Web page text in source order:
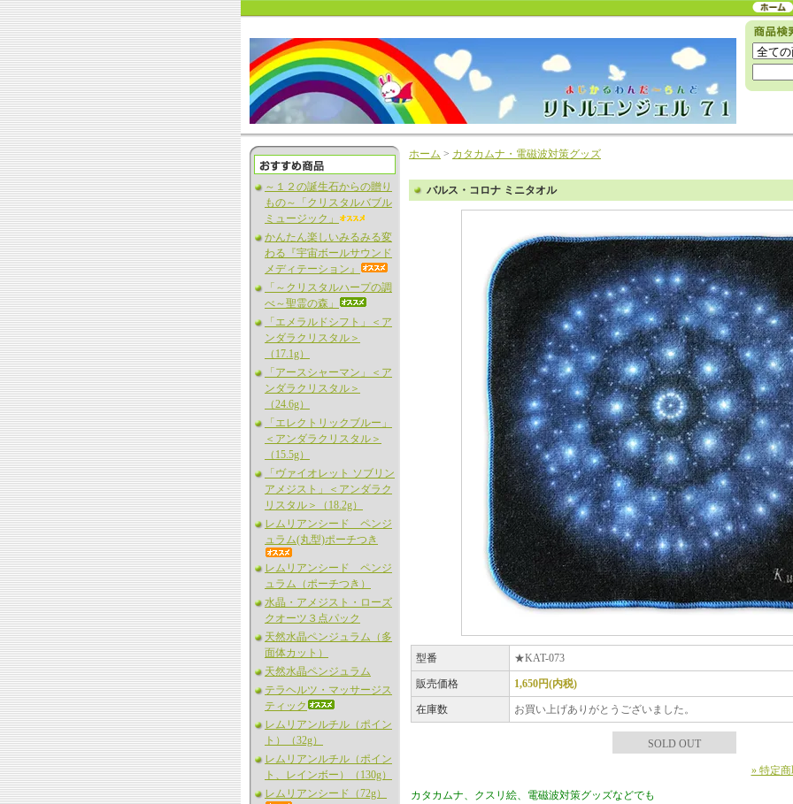
～１２の誕生石からの贈り
もの～「クリスタルバブル
ミュージック」
かんたん楽しいみるみる変
わる『宇宙ボールサウンド
メディテーション』
「～クリスタルハープの調
べ～聖霊の森」
「エメラルドシフト」＜ア
ンダラクリスタル＞
（17.1g）
「アースシャーマン」＜ア
ンダラクリスタル＞
（24.6g）
「エレクトリックブルー」
＜アンダラクリスタル＞
（15.5g）
「ヴァイオレット ソブリン
アメジスト」＜アンダラク
リスタル＞（18.2g）
レムリアンシード ペンジ
ュラム(丸型)ポーチつき
レムリアンシード ペンジ
ュラム（ポーチつき）
水晶・アメジスト・ローズ
クオーツ３点パック
天然水晶ペンジュラム（多
面体カット）
天然水晶ペンジュラム
テラヘルツ・マッサージス
ティック
レムリアンルチル（ポイン
ト）（32g）
レムリアンルチル（ポイン
ト、レインボー）（130g）
レムリアンシード（72g）
ホーム > カタカムナ・電磁波対策グッズ
バルス・コロナ ミニタオル
型番 ★KAT-073
販売価格 1,650円(内税)
在庫数 お買い上げありがとうございました。
SOLD OUT
» 特定
カタカムナ、クスリ絵、電磁波対策グッズなどでも